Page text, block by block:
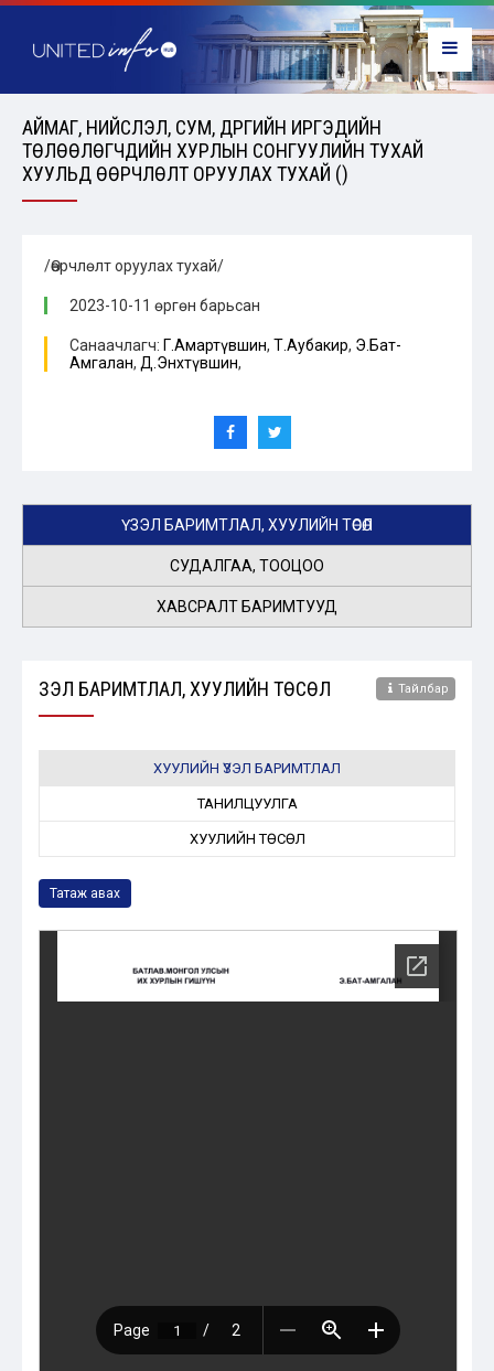
АЙМАГ, НИЙСЛЭЛ, СУМ, ДҮҮРГИЙН ИРГЭДИЙН
ТӨЛӨӨЛӨГЧДИЙН ХУРЛЫН СОНГУУЛИЙН ТУХАЙ
ХУУЛЬД ӨӨРЧЛӨЛТ ОРУУЛАХ ТУХАЙ ()
/Өөрчлөлт оруулах тухай/
2023-10-11 өргөн барьсан
Санаачлагч: Г.Амартүвшин, Т.Аубакир, Э.Бат-
Амгалан, Д.Энхтүвшин,
ҮЗЭЛ БАРИМТЛАЛ, ХУУЛИЙН ТӨСӨЛ
СУДАЛГАА, ТООЦОО
ХАВСРАЛТ БАРИМТУУД
ҮЗЭЛ БАРИМТЛАЛ, ХУУЛИЙН ТӨСӨЛ Тайлбар
ХУУЛИЙН ҮЗЭЛ БАРИМТЛАЛ
ТАНИЛЦУУЛГА
ХУУЛИЙН ТӨСӨЛ
Татаж авах